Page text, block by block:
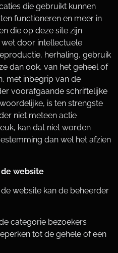
die gebruikt kunnen
functioneren en meer in
die op deze site zijn
door intellectuele
herhaling, gebruik
dan ook, van het geheel of
met inbegrip van de
voorafgaande schriftelijke
is ten strengste
niet meteen actie
kan dat niet worden
dan wel het afzien
website
website kan de beheerder
categorie bezoekers
tot de gehele of een